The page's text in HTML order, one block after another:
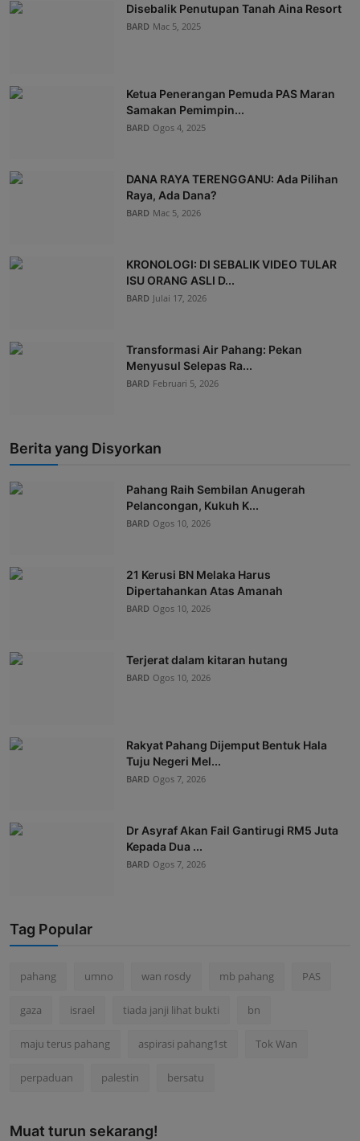
Disebalik Penutupan Tanah Aina Resort
BARD Mac 5, 2025
Ketua Penerangan Pemuda PAS Maran
Samakan Pemimpin...
BARD Ogos 4, 2025
DANA RAYA TERENGGANU: Ada Pilihan
Raya, Ada Dana?
BARD Mac 5, 2026
KRONOLOGI: DI SEBALIK VIDEO TULAR
ISU ORANG ASLI D...
BARD Julai 17, 2026
Transformasi Air Pahang: Pekan
Menyusul Selepas Ra...
BARD Februari 5, 2026
Berita yang Disyorkan
Pahang Raih Sembilan Anugerah
Pelancongan, Kukuh K...
BARD Ogos 10, 2026
21 Kerusi BN Melaka Harus
Dipertahankan Atas Amanah
BARD Ogos 10, 2026
Terjerat dalam kitaran hutang
BARD Ogos 10, 2026
Rakyat Pahang Dijemput Bentuk Hala
Tuju Negeri Mel...
BARD Ogos 7, 2026
Dr Asyraf Akan Fail Gantirugi RM5 Juta
Kepada Dua ...
BARD Ogos 7, 2026
Tag Popular
pahang umno wan rosdy mb pahang PAS
gaza israel tiada janji lihat bukti bn
maju terus pahang aspirasi pahang1st Tok Wan
perpaduan palestin bersatu
Muat turun sekarang!